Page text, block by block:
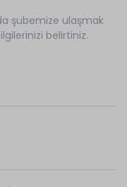
şubemize ulaşmak
belirtiniz.